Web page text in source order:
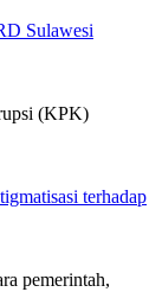
Sulawesi
(KPK)
terhadap
pemerintah,